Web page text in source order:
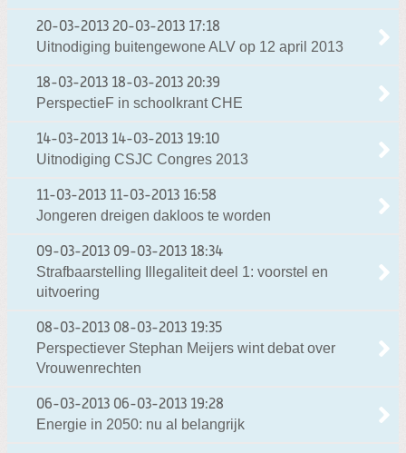
20-03-2013 20-03-2013 17:18
Uitnodiging buitengewone ALV op 12 april 2013
18-03-2013 18-03-2013 20:39
PerspectieF in schoolkrant CHE
14-03-2013 14-03-2013 19:10
Uitnodiging CSJC Congres 2013
11-03-2013 11-03-2013 16:58
Jongeren dreigen dakloos te worden
09-03-2013 09-03-2013 18:34
Strafbaarstelling Illegaliteit deel 1: voorstel en
uitvoering
08-03-2013 08-03-2013 19:35
Perspectiever Stephan Meijers wint debat over
Vrouwenrechten
06-03-2013 06-03-2013 19:28
Energie in 2050: nu al belangrijk